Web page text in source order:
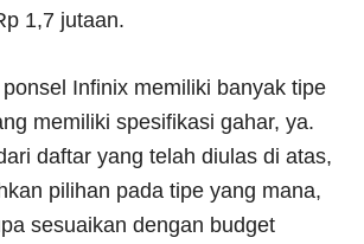
1,7 jutaan.
Infinix memiliki banyak tipe
memiliki spesifikasi gahar, ya.
daftar yang telah diulas di atas,
pilihan pada tipe yang mana,
sesuaikan dengan budget